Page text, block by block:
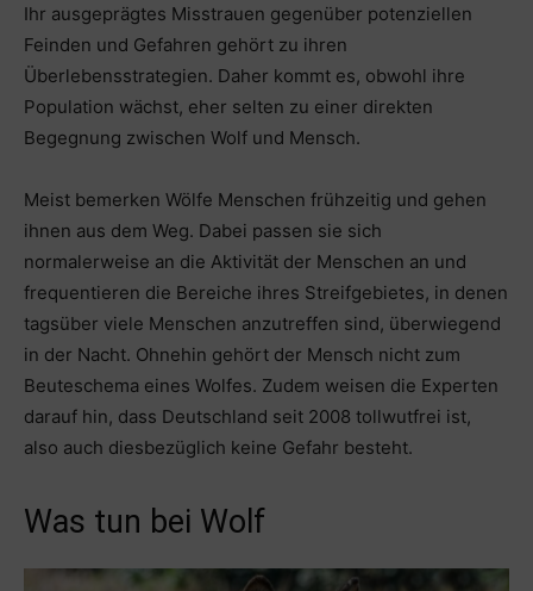
Ihr ausgeprägtes Misstrauen gegenüber potenziellen
Feinden und Gefahren gehört zu ihren
Überlebensstrategien. Daher kommt es, obwohl ihre
Population wächst, eher selten zu einer direkten
Begegnung zwischen Wolf und Mensch.
Meist bemerken Wölfe Menschen frühzeitig und gehen
ihnen aus dem Weg. Dabei passen sie sich
normalerweise an die Aktivität der Menschen an und
frequentieren die Bereiche ihres Streifgebietes, in denen
tagsüber viele Menschen anzutreffen sind, überwiegend
in der Nacht. Ohnehin gehört der Mensch nicht zum
Beuteschema eines Wolfes. Zudem weisen die Experten
darauf hin, dass Deutschland seit 2008 tollwutfrei ist,
also auch diesbezüglich keine Gefahr besteht.
Was tun bei Wolf